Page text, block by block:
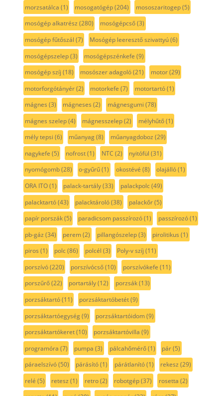
morzsatálca (1) mosogatógép(204) mososzaritogep(5)
mosógép alkatrész (280) mosógépcső(3)
mosógép fűtőszál (7) Mosógép leeresztő szivattyú(6)
mosógépszelep(3) mosógépszénkefe (9)
mosógép szíj (18) mosószer adagoló(21) motor(29)
motorforgótányér(2) motorkefe (7) motortartó(1)
mágnes (3) mágneses (2) mágnesgumi (78)
mágnes szelep(4) mágnesszelep(2) mélyhűtő(1)
mély tepsi (6) műanyag(8) műanyagdoboz (29)
nagykefe (5) nofrost(1) NTC (2) nyitófül (31)
nyomógomb(28) o-gyűrű(1) okostévé (8) olajálló(1)
ORA ITO(1) palack-tartály(33) palackpolc(49)
palacktartó(43) palacktároló(38) palackőr(5)
papír porszák(5) paradicsom passzírozó(1) passzírozó(1)
pb-gáz (34) perem(2) pillangószelep(3) pirolitikus (1)
piros (1) polc(86) polcél (3) Poly-v szíj (11)
porszívó(220) porszívócső(10) porszívókefe (11)
porszűrő(22) portartály(12) porzsák(13)
porzsáktartó(11) porzsáktartóbetét(9)
porzsáktartóegység(9) porzsáktartóidom(9)
porzsáktartókeret(10) porzsáktartóvilla (9)
programóra (7) pumpa (3) pálcahőmérő(1) pár(5)
páraelszívó(50) párásító(1) párátlanító(1) rekesz (29)
relé (5) retesz (1) retro(2) robotgép(37) rosetta (2)